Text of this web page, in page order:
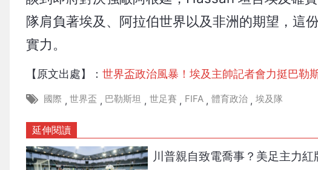
隊肩負著埃及、阿拉伯世界以及非洲的期望，這
實力。
【原文出處】：世界盃政治風暴！埃及主帥記者會力挺巴勒
國際 , 世界盃 , 巴勒斯坦 , 世足賽 , FIFA , 體育政治 , 埃及隊
延伸閱讀
川普親自致電喬事？美足主力